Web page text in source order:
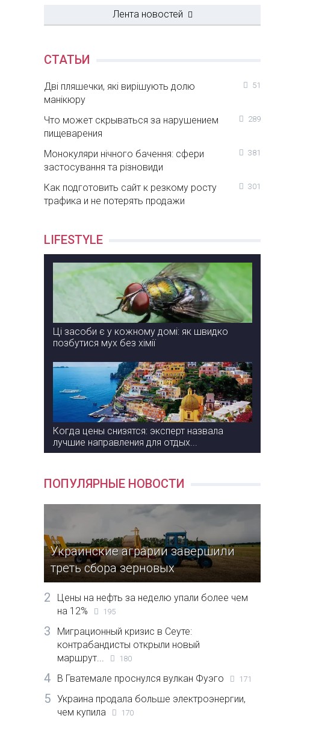
Лента новостей
СТАТЬИ
Дві пляшечки, які вирішують долю
манікюру
51
Что может скрываться за нарушением
пищеварения
289
Монокуляри нічного бачення: сфери
застосування та різновиди
381
Как подготовить сайт к резкому росту
трафика и не потерять продажи
301
LIFESTYLE
Ці засоби є у кожному домі: як швидко
позбутися мух без хімії
Когда цены снизятся: эксперт назвала
лучшие направления для отдых...
ПОПУЛЯРНЫЕ НОВОСТИ
Украинские аграрии завершили
треть сбора зерновых
2
Цены на нефть за неделю упали более чем
на 12%
195
3
Миграционный кризис в Сеуте:
контрабандисты открыли новый
маршрут...
180
4 В Гватемале проснулся вулкан Фуэго 171
5
Украина продала больше электроэнергии,
чем купила
170